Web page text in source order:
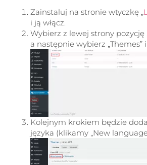
Zainstaluj na stronie wtyczkę „
i ją włącz.
Wybierz z lewej strony pozycję
a następnie wybierz „Themes”
Kolejnym krokiem będzie
języka (klikamy „New